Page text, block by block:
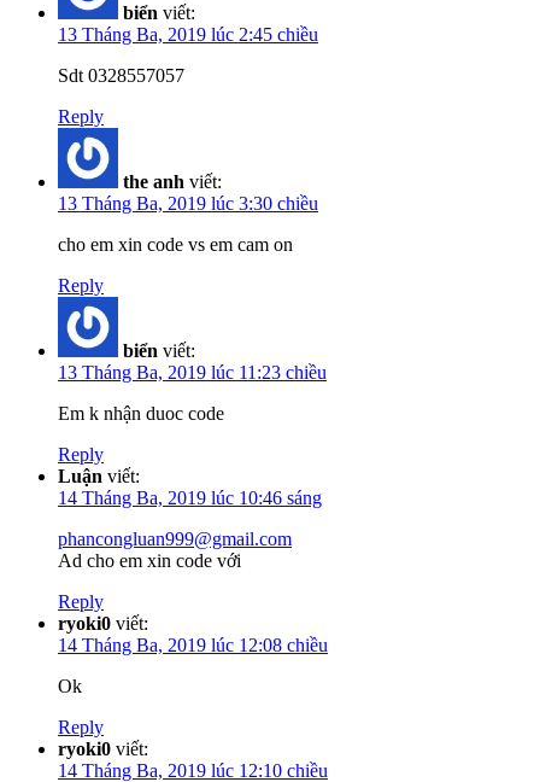
biển viết:
13 Tháng Ba, 2019 lúc 2:45 chiều
Sdt 0328557057
Reply
the anh viết:
13 Tháng Ba, 2019 lúc 3:30 chiều
cho em xin code vs em cam on
Reply
biển viết:
13 Tháng Ba, 2019 lúc 11:23 chiều
Em k nhận duoc code
Reply
Luận viết:
14 Tháng Ba, 2019 lúc 10:46 sáng
phancongluan999@gmail.com
Ad cho em xin code với
Reply
ryoki0 viết:
14 Tháng Ba, 2019 lúc 12:08 chiều
Ok
Reply
ryoki0 viết:
14 Tháng Ba, 2019 lúc 12:10 chiều